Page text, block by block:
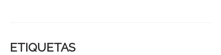
ETIQUETAS